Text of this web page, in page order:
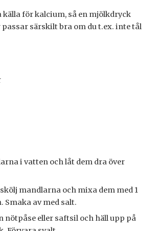
källa för kalcium, så en mjölkdryck
särskilt bra om du t.ex. inte tål
i vatten och låt dem dra över
mandlarna och mixa dem med 1
av med salt.
nötpåse eller saftsil och häll upp på